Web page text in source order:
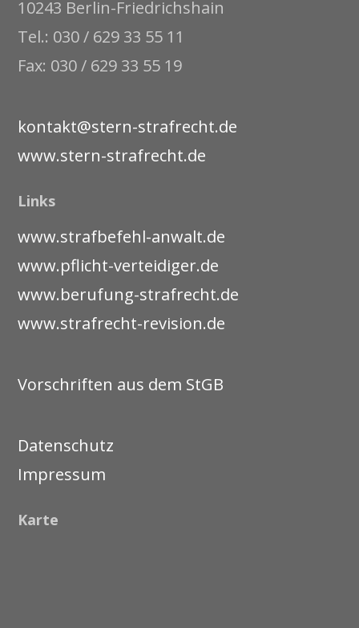
10243 Berlin-Friedrichshain
Tel.: 030 / 629 33 55 11
Fax: 030 / 629 33 55 19
kontakt@stern-strafrecht.de
www.stern-strafrecht.de
Links
www.strafbefehl-anwalt.de
www.pflicht-verteidiger.de
www.berufung-strafrecht.de
www.strafrecht-revision.de
Vorschriften aus dem StGB
Datenschutz
Impressum
Karte